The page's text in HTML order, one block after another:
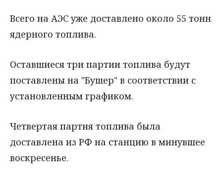
Всего на АЭС уже доставлено около 55 тонн
ядерного топлива.
Оставшиеся три партии топлива будут
поставлены на "Бушер" в соответствии с
установленным графиком.
Четвертая партия топлива была
доставлена из РФ на станцию в минувшее
воскресенье.